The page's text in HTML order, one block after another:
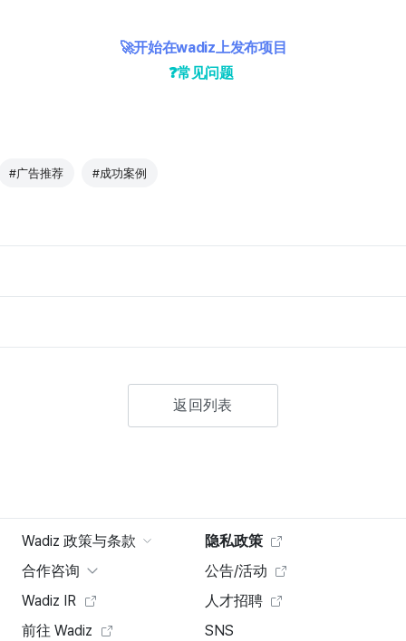
🚀开始在wadiz上发布项目
❓常见问题
#广告推荐 #成功案例
返回列表
Wadiz 政策与条款
隐私政策
合作咨询
公告/活动
Wadiz IR
人才招聘
前往 Wadiz
SNS